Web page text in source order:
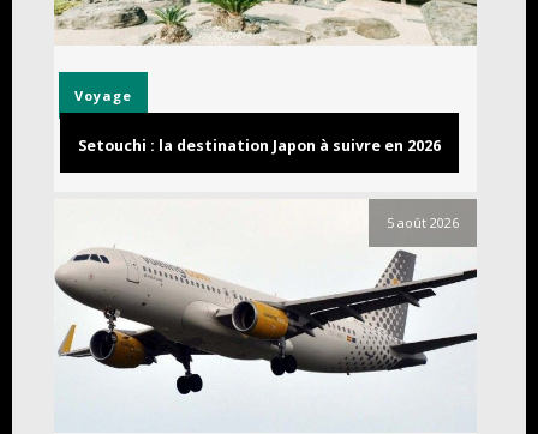
Voyage
Setouchi : la destination Japon à suivre en 2026
5 août 2026